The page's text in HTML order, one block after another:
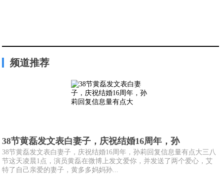
频道推荐
38节黄磊发文表白妻子，庆祝结婚16周年，孙
38节黄磊发文表白妻子，庆祝结婚16周年，孙莉回复信息量有点大三八
节这天凌晨1点，演员黄磊在微博上发文爱你，并发送了两个爱心，艾
特了自己亲爱的妻子，黄多多妈妈孙...